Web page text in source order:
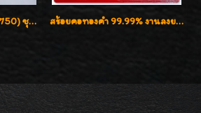
สร้อยคอทองอิตาลี 18K (750) ชุบ 3 สี แกะลายสวยรุ่นใหม่ ลายละเอียดเงาวิบวับค่ะ สร้อยคอทองคำ 99.99% งานลงยาสุโขทัยแท้ งานช่างทองโบราณ หรูหรา น่าสะสมค่ะ